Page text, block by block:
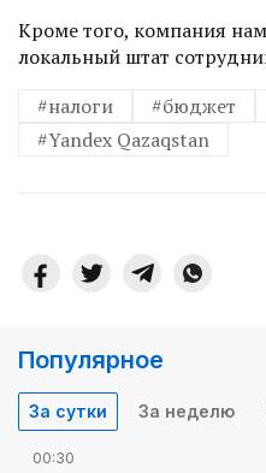
Кроме того, компания
локальный штат
#налоги
#бюджет
#Yandex Qazaqstan
Популярное
За сутки За неделю
00:30